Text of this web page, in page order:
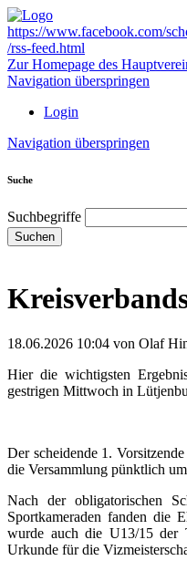
https://www.facebook.com/
/rss-feed.html
Zur Homepage des
Navigation überspringen
Login
Navigation überspringen
Suche
Suchbegriffe
Suchen
18.06.2026 10:04 von Olaf
Hier die wichtigsten
gestrigen Mittwoch in
Der scheidende 1.
die Versammlung pünktlich
Nach der obligatorischen
Sportkameraden fanden die
wurde auch die U13/15 der
Urkunde für die